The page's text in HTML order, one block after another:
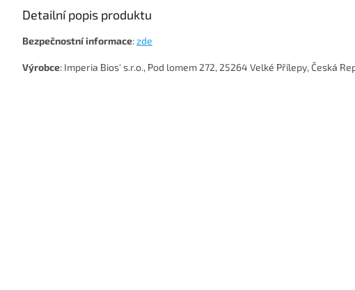
Detailní popis produktu
Bezpečnostní informace:zde
Výrobce: Imperia Bios' s.r.o., Pod lomem 272, 25264 Velké Přílepy, Česká